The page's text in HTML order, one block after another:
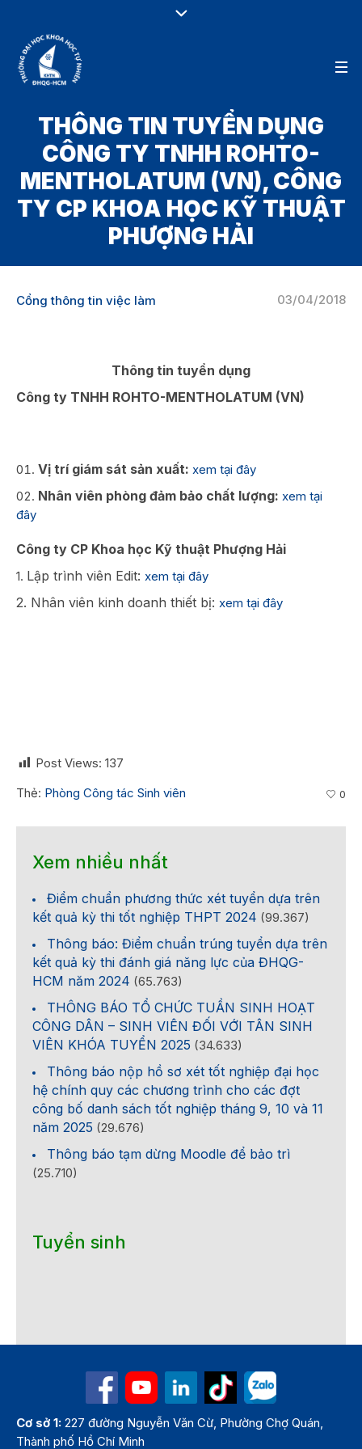
THÔNG TIN TUYỂN DỤNG
CÔNG TY TNHH ROHTO-
MENTHOLATUM (VN), CÔNG
TY CP KHOA HỌC KỸ THUẬT
PHƯỢNG HẢI
03/04/2018
Cổng thông tin việc làm
Thông tin tuyển dụng
Công ty TNHH ROHTO-MENTHOLATUM (VN)
Vị trí giám sát sản xuất: xem tại đây
Nhân viên phòng đảm bảo chất lượng: xem tại
đây
Công ty CP Khoa học Kỹ thuật Phượng Hải
1. Lập trình viên Edit: xem tại đây
2. Nhân viên kinh doanh thiết bị: xem tại đây
Post Views: 137
Thẻ: Phòng Công tác Sinh viên 0
Xem nhiều nhất
Điểm chuẩn phương thức xét tuyển dựa trên
kết quả kỳ thi tốt nghiệp THPT 2024 (99.367)
Thông báo: Điểm chuẩn trúng tuyển dựa trên
kết quả kỳ thi đánh giá năng lực của ĐHQG-
HCM năm 2024 (65.763)
THÔNG BÁO TỔ CHỨC TUẦN SINH HOẠT
CÔNG DÂN – SINH VIÊN ĐỐI VỚI TÂN SINH
VIÊN KHÓA TUYỂN 2025 (34.633)
Thông báo nộp hồ sơ xét tốt nghiệp đại học
hệ chính quy các chương trình cho các đợt
công bố danh sách tốt nghiệp tháng 9, 10 và 11
năm 2025 (29.676)
Thông báo tạm dừng Moodle để bảo trì
(25.710)
Tuyển sinh
Cơ sở 1: 227 đường Nguyễn Văn Cừ, Phường Chợ Quán,
Thành phố Hồ Chí Minh